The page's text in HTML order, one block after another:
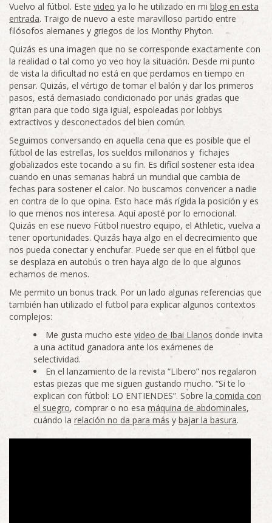
Vuelvo al fútbol. Este video ya lo he utilizado en mi blog en esta
entrada. Traigo de nuevo a este maravilloso partido entre
filósofos alemanes y griegos de los Monthy Phyton.
Quizás es una imagen que no se corresponde exactamente con
la realidad o tal como yo veo hoy la situación. Desde mi punto
de vista la dificultad no está en que perdamos en tiempo en
pensar. Quizás, el vértigo de tomar el balón y dar los primeros
pasos, está demasiado condicionado por unas gradas que
gritan para que todo siga igual, espoleadas por lobbys
extractivos y desconectados del bien común.
Seguimos conversando en aquella cena que es posible que el
fútbol de las estrellas, los sueldos millonarios y fichajes
globalizados este tocando a su fin. Es difícil sostener esta idea
cuando en unas semanas habrá un mundial que cambia de
fechas para sostener el calor. No buscamos convencer a nadie
en contra de lo que opina. Esto hace más rígida la posición y es
lo que menos nos interesa. Aquí aposté por lo emocional.
Quizás en ese nuevo Fútbol nuestro equipo, el Athletic, vuelva a
tener oportunidades. Quizás haya algo en el decrecimiento que
nos pueda conectar y enchufar. Puede ser que en el fútbol que
se desplaza en autobús o tren haya algo de lo que algunos
echamos de menos.
Me permito un bonus track. Por un lado algunas referencias que
también han utilizado el futbol para explicar algunos contextos
complejos:
Me gusta mucho este video de Ibai Llanos donde invita
a una actitud ganadora ante los exámenes de
selectividad.
En el lanzamiento de la revista “LIbero” nos regalaron
estas piezas que me siguen gustando mucho. “Si te lo
explican con fútbol: LO ENTIENDES”. Sobre la comida con
el suegro, comprar o no esa máquina de abdominales,
cuándo la relación no da para más y bajar la basura.